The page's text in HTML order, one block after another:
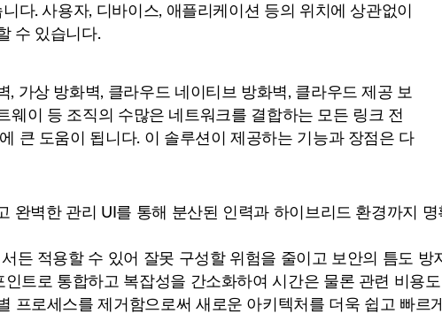
다. 사용자, 디바이스, 애플리케이션 등의 위치에 상관없이
수 있습니다.
가상 방화벽, 클라우드 네이티브 방화벽, 클라우드 제공 보
웨이 등 조직의 수많은 네트워크를 결합하는 모든 링크 전
큰 도움이 됩니다. 이 솔루션이 제공하는 기능과 장점은 다
완벽한 관리 UI를 통해 분산된 인력과 하이브리드 환경까지
든 적용할 수 있어 잘못 구성할 위험을 줄이고 보안의 틈도 방
트로 통합하고 복잡성을 간소화하여 시간은 물론 관련 비용
프로세스를 제거함으로써 새로운 아키텍처를 더욱 쉽고 빠르